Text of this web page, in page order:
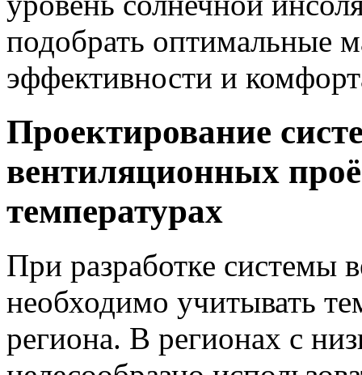
подобрать оптимальные
эффективности и
Проектирование
вентиляционных
температурах
При разработке системы
необходимо учитывать
региона. В регионах с